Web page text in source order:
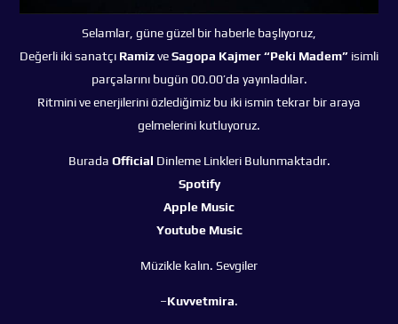
Selamlar, güne güzel bir haberle başlıyoruz,
Değerli iki sanatçı RamizveSagopa Kajmer “Peki Madem” isimli
parçalarını bugün 00.00’da yayınladılar.
Ritmini ve enerjilerini özlediğimiz bu iki ismin tekrar bir araya
gelmelerini kutluyoruz.
Burada Official Dinleme Linkleri Bulunmaktadır.
Spotify
Apple Music
Youtube Music
Müzikle kalın. Sevgiler
–Kuvvetmira.